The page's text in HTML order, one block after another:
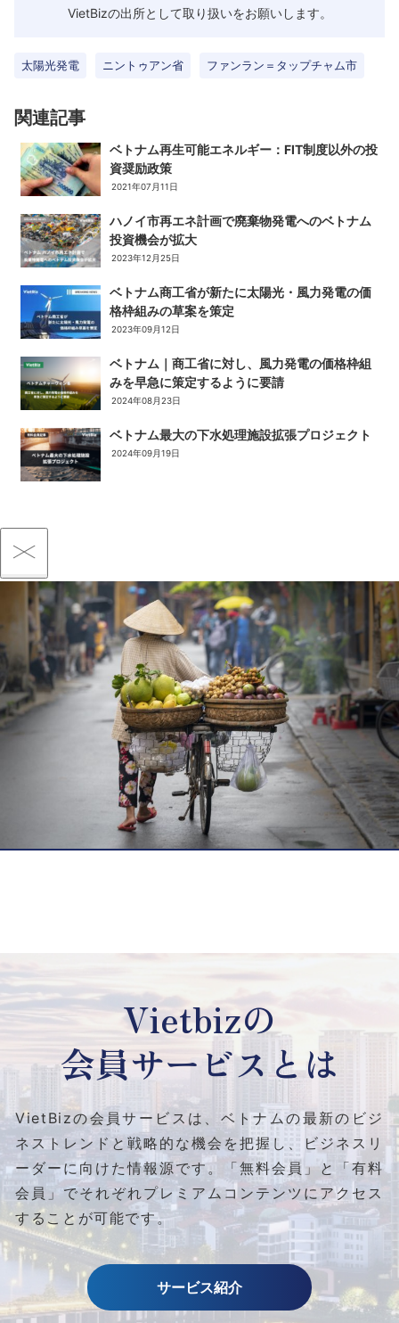
VietBizの出所として取り扱いをお願いします。
太陽光発電 ニントゥアン省 ファンラン＝タップチャム市
関連記事
ベトナム再生可能エネルギー：FIT制度以外の投
資奨励政策
2021年07月11日
ハノイ市再エネ計画で廃棄物発電へのベトナム
投資機会が拡大
2023年12月25日
ベトナム商工省が新たに太陽光・風力発電の価
格枠組みの草案を策定
2023年09月12日
ベトナム｜商工省に対し、風力発電の価格枠組
みを早急に策定するように要請
2024年08月23日
ベトナム最大の下水処理施設拡張プロジェクト
2024年09月19日
Vietbizの
会員サービスとは
VietBizの会員サービスは、ベトナムの最新のビジ
ネストレンドと戦略的な機会を把握し、ビジネスリ
ーダーに向けた情報源です。
「無料会員」と「有料
会員」でそれぞれプレミアムコンテンツにアクセス
することが可能です。
サービス紹介